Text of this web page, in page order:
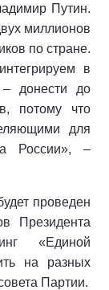
Путин.
миллионов
по стране.
в
донести до
потому что
для
России», –
проведен
Президента
«Единой
на разных
Партии.